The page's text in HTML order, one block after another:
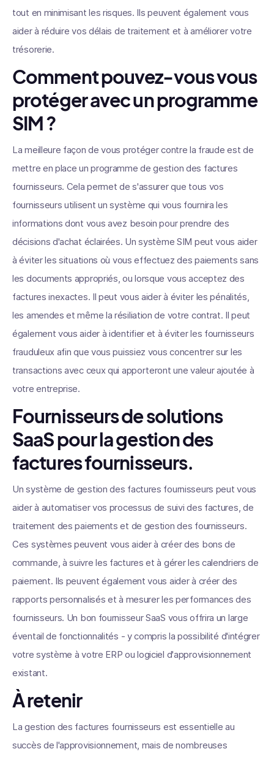
tout en minimisant les risques. Ils peuvent également vous
aider à réduire vos délais de traitement et à améliorer votre
trésorerie.
Comment pouvez-vous vous
protéger avec un programme
SIM ?
La meilleure façon de vous protéger contre la fraude est de
mettre en place un programme de gestion des factures
fournisseurs. Cela permet de s'assurer que tous vos
fournisseurs utilisent un système qui vous fournira les
informations dont vous avez besoin pour prendre des
décisions d'achat éclairées. Un système SIM peut vous aider
à éviter les situations où vous effectuez des paiements sans
les documents appropriés, ou lorsque vous acceptez des
factures inexactes. Il peut vous aider à éviter les pénalités,
les amendes et même la résiliation de votre contrat. Il peut
également vous aider à identifier et à éviter les fournisseurs
frauduleux afin que vous puissiez vous concentrer sur les
transactions avec ceux qui apporteront une valeur ajoutée à
votre entreprise.
Fournisseurs de solutions
SaaS pour la gestion des
factures fournisseurs.
Un système de gestion des factures fournisseurs peut vous
aider à automatiser vos processus de suivi des factures, de
traitement des paiements et de gestion des fournisseurs.
Ces systèmes peuvent vous aider à créer des bons de
commande, à suivre les factures et à gérer les calendriers de
paiement. Ils peuvent également vous aider à créer des
rapports personnalisés et à mesurer les performances des
fournisseurs. Un bon fournisseur SaaS vous offrira un large
éventail de fonctionnalités - y compris la possibilité d'intégrer
votre système à votre ERP ou logiciel d'approvisionnement
existant.
À retenir
La gestion des factures fournisseurs est essentielle au
succès de l'approvisionnement, mais de nombreuses